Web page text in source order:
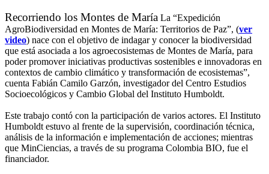
Recorriendo los Montes de María La “Expedición
AgroBiodiversidad en Montes de María: Territorios de Paz”, (ver
video) nace con el objetivo de indagar y conocer la biodiversidad
que está asociada a los agroecosistemas de Montes de María, para
poder promover iniciativas productivas sostenibles e innovadoras en
contextos de cambio climático y transformación de ecosistemas”,
cuenta Fabián Camilo Garzón, investigador del Centro Estudios
Socioecológicos y Cambio Global del Instituto Humboldt.
Este trabajo contó con la participación de varios actores. El Instituto
Humboldt estuvo al frente de la supervisión, coordinación técnica,
análisis de la información e implementación de acciones; mientras
que MinCiencias, a través de su programa Colombia BIO, fue el
financiador.